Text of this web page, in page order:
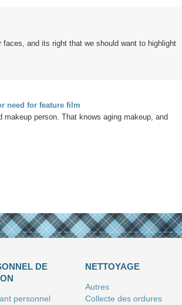
and its right that we should want to highlight
need for feature film
makeup person. That knows aging makeup, and
DE
personnel
NETTOYAGE
Autres
Collecte des ordures